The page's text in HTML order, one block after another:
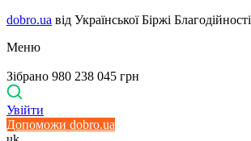
dobro.ua від Української Біржі Благодійності
Меню
Зібрано 980 238 045 грн
Увійти
Допоможи dobro.ua